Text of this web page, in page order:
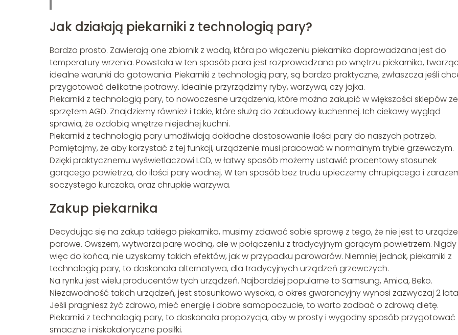
Jak działają piekarniki z technologią pary?
Bardzo prosto. Zawierają one zbiornik z wodą, która po włączeniu piekarnika doprowadzana jest do
temperatury wrzenia. Powstała w ten sposób para jest rozprowadzana po wnętrzu piekarnika,
idealne warunki do gotowania. Piekarniki z technologią pary, są bardzo praktyczne, zwłaszcza jeśli
przygotować delikatne potrawy. Idealnie przyrządzimy ryby, warzywa, czy jajka.
Piekarniki z technologią pary, to nowoczesne urządzenia, które można zakupić w większości sklepów ze
sprzętem AGD. Znajdziemy również i takie, które służą do zabudowy kuchennej. Ich ciekawy wygląd
sprawia, że ozdobią wnętrze niejednej kuchni.
Piekarniki z technologią pary umożliwiają dokładne dostosowanie ilości pary do naszych potrzeb.
Pamiętajmy, że aby korzystać z tej funkcji, urządzenie musi pracować w normalnym trybie grzewczym.
Dzięki praktycznemu wyświetlaczowi LCD, w łatwy sposób możemy ustawić procentowy stosunek
gorącego powietrza, do ilości pary wodnej. W ten sposób bez trudu upieczemy chrupiącego i
soczystego kurczaka, oraz chrupkie warzywa.
Zakup piekarnika
Decydując się na zakup takiego piekarnika, musimy zdawać sobie sprawę z tego, że nie jest to
parowe. Owszem, wytwarza parę wodną, ale w połączeniu z tradycyjnym gorącym powietrzem. Nigdy
więc do końca, nie uzyskamy takich efektów, jak w przypadku parowarów. Niemniej jednak, piekarniki z
technologią pary, to doskonała alternatywa, dla tradycyjnych urządzeń grzewczych.
Na rynku jest wielu producentów tych urządzeń. Najbardziej popularne to Samsung, Amica, Beko.
Niezawodność takich urządzeń, jest stosunkowo wysoka, a okres gwarancyjny wynosi zazwyczaj 2
Jeśli pragniesz żyć zdrowo, mieć energię i dobre samopoczucie, to warto zadbać o zdrową dietę.
Piekarniki z technologią pary, to doskonała propozycja, aby w prosty i wygodny sposób przygotować
smaczne i niskokaloryczne posiłki.